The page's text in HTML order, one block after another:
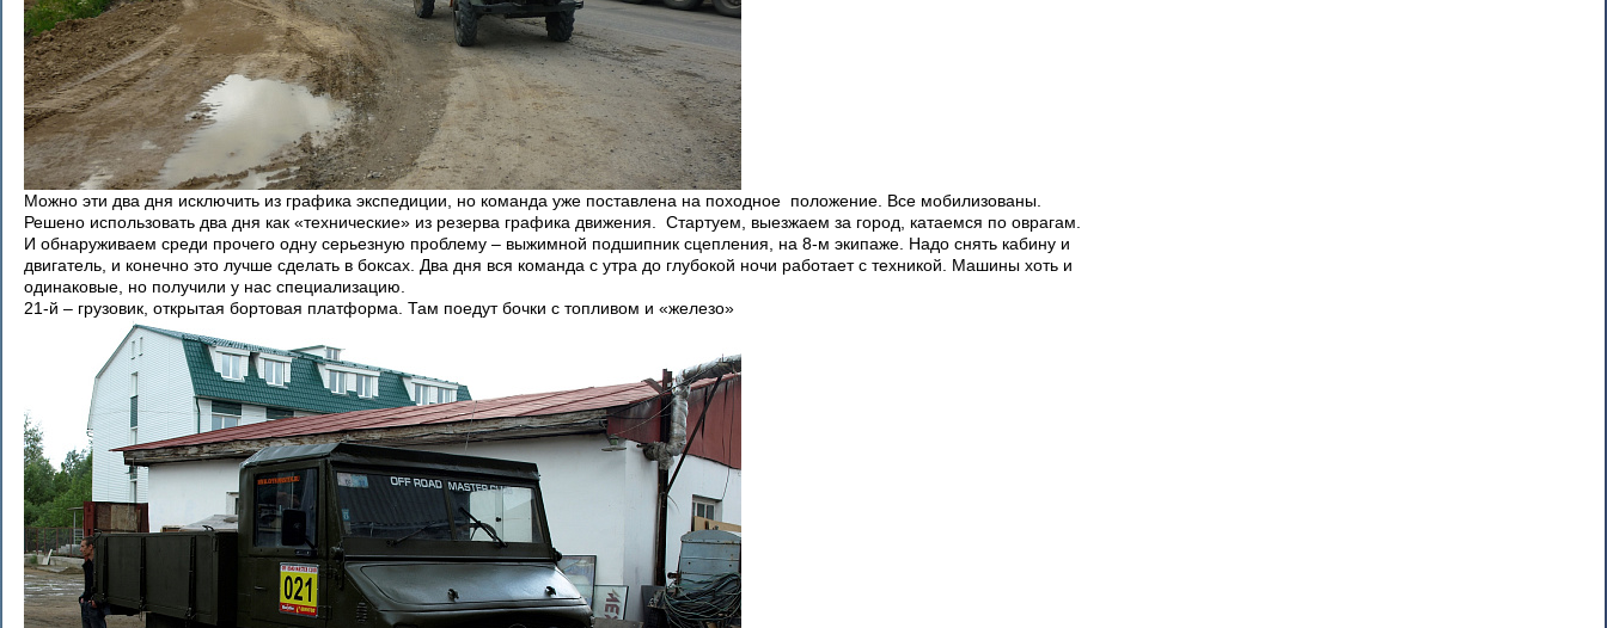
Можно эти два дня исключить из графика экспедиции, но команда уже поставлена на походное положение. Все мобилизованы.
Решено использовать два дня как «технические» из резерва графика движения. Стартуем, выезжаем за город, катаемся по оврагам.
И обнаруживаем среди прочего одну серьезную проблему – выжимной подшипник сцепления, на 8-м экипаже. Надо снять кабину и
двигатель, и конечно это лучше сделать в боксах. Два дня вся команда с утра до глубокой ночи работает с техникой. Машины хоть и
одинаковые, но получили у нас специализацию.
21-й – грузовик, открытая бортовая платформа. Там поедут бочки с топливом и «железо»